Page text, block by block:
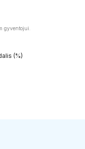
gyventojui.
(%)